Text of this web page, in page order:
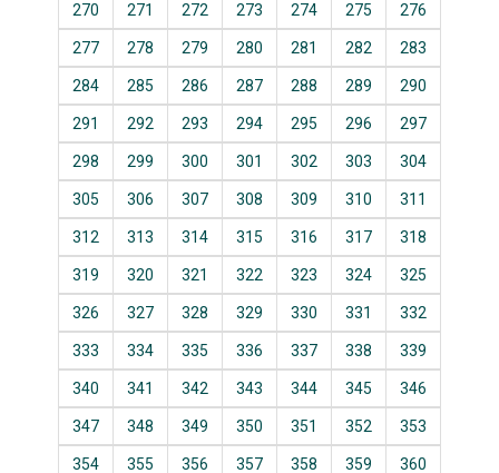
270 271 272 273 274 275 276
277 278 279 280 281 282 283
284 285 286 287 288 289 290
291 292 293 294 295 296 297
298 299 300 301 302 303 304
305 306 307 308 309 310 311
312 313 314 315 316 317 318
319 320 321 322 323 324 325
326 327 328 329 330 331 332
333 334 335 336 337 338 339
340 341 342 343 344 345 346
347 348 349 350 351 352 353
354 355 356 357 358 359 360